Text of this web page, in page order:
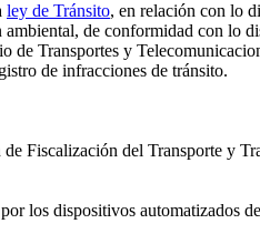
ley de Tránsito, en relación con lo
de conformidad con lo
Transportes y
de infracciones de tránsito.
Fiscalización del Transporte y
dispositivos automatizados